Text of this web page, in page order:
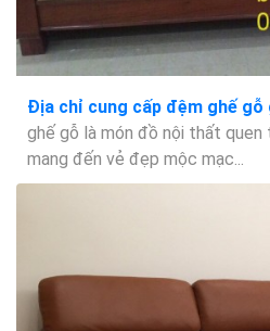
Địa chỉ cung cấp đệm ghế
ghế gỗ là món đồ nội thất quen
mang đến vẻ đẹp mộc mạc...